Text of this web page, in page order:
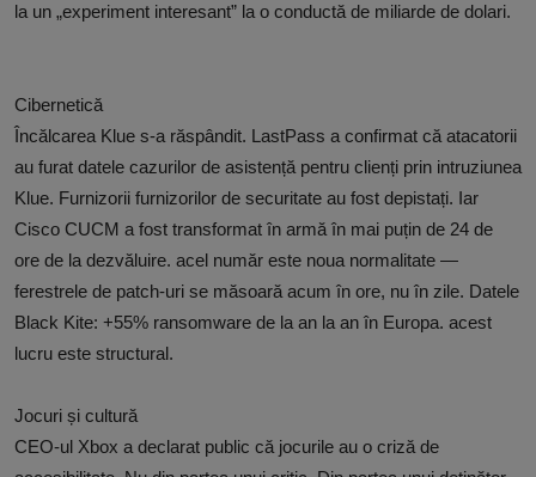
la un „experiment interesant” la o conductă de miliarde de dolari.
Cibernetică
Încălcarea Klue s-a răspândit. LastPass a confirmat că atacatorii
au furat datele cazurilor de asistență pentru clienți prin intruziunea
Klue. Furnizorii furnizorilor de securitate au fost depistați. Iar
Cisco CUCM a fost transformat în armă în mai puțin de 24 de
ore de la dezvăluire. acel număr este noua normalitate —
ferestrele de patch-uri se măsoară acum în ore, nu în zile. Datele
Black Kite: +55% ransomware de la an la an în Europa. acest
lucru este structural.
Jocuri și cultură
CEO-ul Xbox a declarat public că jocurile au o criză de